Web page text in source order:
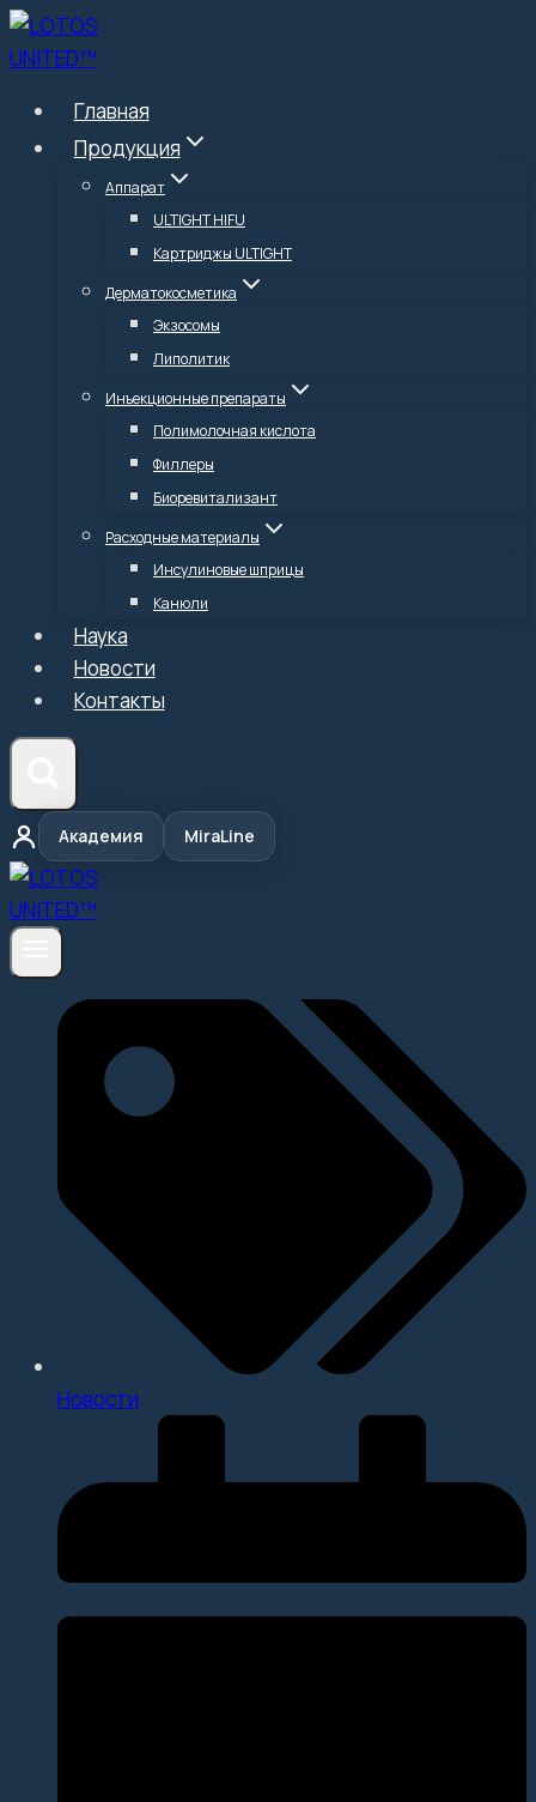
Перейти
к
Главная
Продукция
Аппарат
ULTIGHT HIFU
Картриджы ULTIGHT
Дерматокосметика
Экзосомы
Липолитик
Инъекционные препараты
Полимолочная кислота
Филлеры
Биоревитализант
Расходные материалы
Инсулиновые шприцы
Канюли
Наука
Новости
Контакты
Академия MiraLine
Новости